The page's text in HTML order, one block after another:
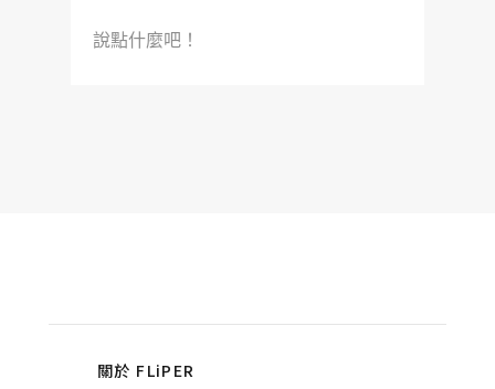
說點什麼吧！
關於 FLiPER